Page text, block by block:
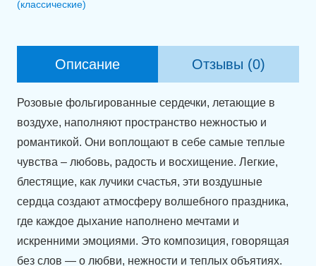
"Розовое
(классические)
Описание Отзывы (0)
Розовые фольгированные сердечки, летающие в
воздухе, наполняют пространство нежностью и
романтикой. Они воплощают в себе самые теплые
чувства – любовь, радость и восхищение. Легкие,
блестящие, как лучики счастья, эти воздушные
сердца создают атмосферу волшебного праздника,
где каждое дыхание наполнено мечтами и
искренними эмоциями. Это композиция, говорящая
без слов — о любви, нежности и теплых объятиях.